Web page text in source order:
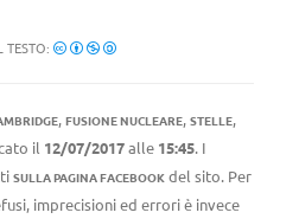
TESTO:
, FUSIONE NUCLEARE, STELLE,
il 12/07/2017alle 15:45. I
SULLA PAGINA FACEBOOK del sito. Per
imprecisioni ed errori è invece